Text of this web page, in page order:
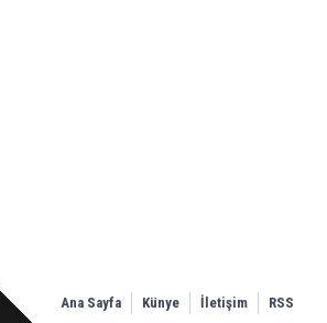
Ana Sayfa Künye İletişim RSS